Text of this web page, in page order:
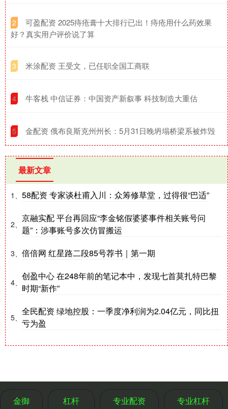
2
​可盈配资 2025痔疮膏十大排行已出！痔疮用什么药效果
好？真实用户评价说了算
3 ​米涂配资 王受文，已任职全国工商联
4 ​牛客栈 中信证券：中国资产新叙事 科技制造大重估
5 ​金配资 俄布良斯克州州长：5月31日晚坍塌桥梁系被炸毁
最新文章
1、 58配资 专家谈杜甫入川：众筹修草堂，过得很“巴适”
2、
京融实配 平台再回应“李金铭假婆婆事件相关账号问
题”：涉事账号多次仿冒搬运
3、 倍倍网 红星路二段85号荐书｜第一期
4、
创盈中心 在248年前的笔记本中，发现七首莫扎特巴黎
时期“新作”
5、
全民配资 绿地控股：一季度净利润为2.04亿元，同比扭
亏为盈
金御
杠杆
专业配资
专业杠杆